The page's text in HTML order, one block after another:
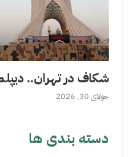
شکاف در تهران..
جولای 30, 2026
دسته بندی ها